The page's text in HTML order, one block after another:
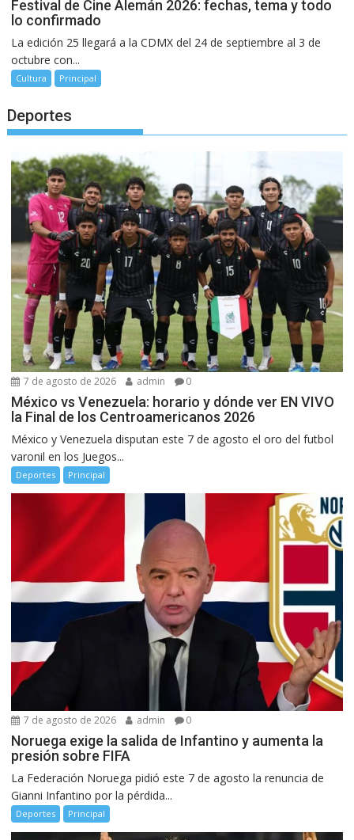
Festival de Cine Alemán 2026: fechas, tema y todo
lo confirmado
La edición 25 llegará a la CDMX del 24 de septiembre al 3 de
octubre con...
Cultura Principal
Deportes
7 de agosto de 2026 admin 0
México vs Venezuela: horario y dónde ver EN VIVO
la Final de los Centroamericanos 2026
México y Venezuela disputan este 7 de agosto el oro del futbol
varonil en los Juegos...
Deportes Principal
7 de agosto de 2026 admin 0
Noruega exige la salida de Infantino y aumenta la
presión sobre FIFA
La Federación Noruega pidió este 7 de agosto la renuncia de
Gianni Infantino por la pérdida...
Deportes Principal